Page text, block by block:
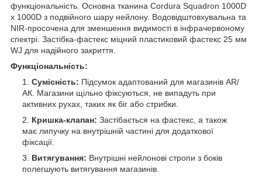
функціональність. Основна тканина Cordura Squadron 1000D
x 1000D з подвійного шару нейлону. Водовідштовхувальна та
NIR-просочена для зменшення видимості в інфрачервоному
спектрі. Застібка-фастекс міцний пластиковий фастекс 25 мм
WJ для надійного закриття.
Функціональність:
Сумісність: Підсумок адаптований для магазинів AR/
АК. Магазини щільно фіксуються, не випадуть при
активних рухах, таких як біг або стрибки.
Кришка-клапан: Застібається на фастекс, а також
має липучку на внутрішній частині для додаткової
фіксації.
Витягування: Внутрішні нейлонові стропи з боків
полегшують витягування магазинів.